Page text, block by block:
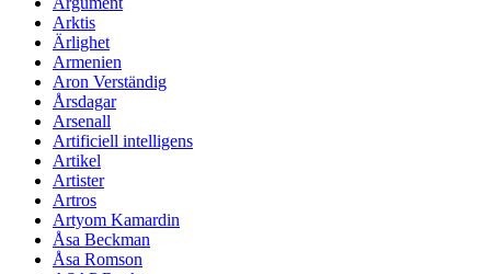
Arktis
Ärlighet
Armenien
Aron Verständig
Årsdagar
Arsenall
Artificiell intelligens
Artikel
Artister
Artros
Artyom Kamardin
Åsa Beckman
Åsa Romson